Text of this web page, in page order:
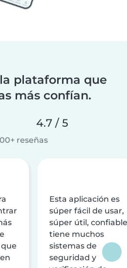
plataforma que
más confían.
4.7 / 5
reseñas
Esta aplicación es
súper fácil de usar,
súper útil,
tiene muchos
sistemas de
seguridad y